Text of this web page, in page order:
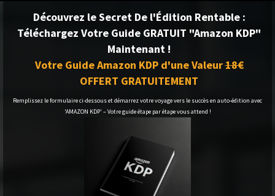
Découvrez le Secret De l'Édition Rentable :
Téléchargez Votre Guide GRATUIT "Amazon KDP"
Maintenant !
Votre Guide Amazon KDP d'une Valeur18€
OFFERT GRATUITEMENT
Remplissez le formulaire ci-dessous et démarrez votre voyage vers le succès en auto-édition avec
'AMAZON KDP' – Votre guide étape par étape vous attend !